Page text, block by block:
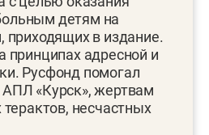
детям на
приходящих в издание.
принципах адресной и
Русфонд помогал
«Курск», жертвам
терактов, несчастных